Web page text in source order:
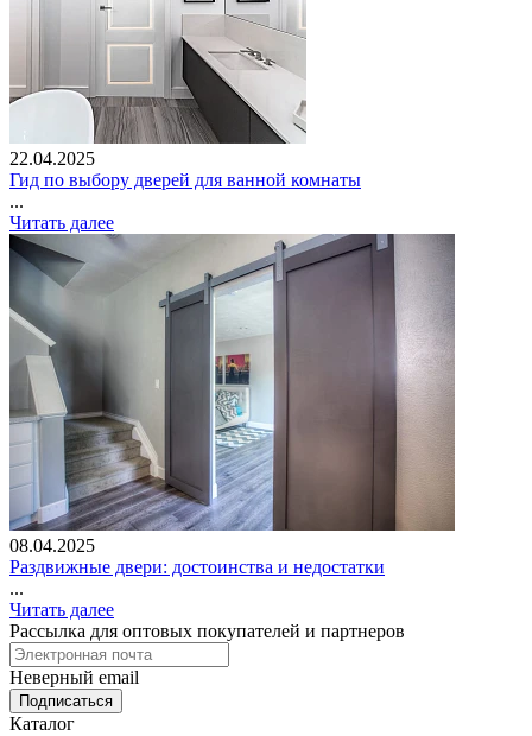
22.04.2025
Гид по выбору дверей для ванной комнаты
...
Читать далее
08.04.2025
Раздвижные двери: достоинства и недостатки
...
Читать далее
Рассылка для оптовых покупателей и партнеров
Неверный email
Каталог